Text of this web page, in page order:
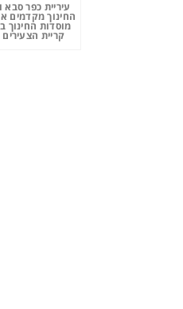
עיריית כפר
החינוך מקדמים
מוסדות החינוך
קריית